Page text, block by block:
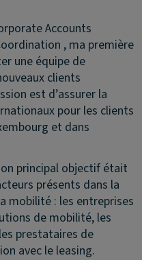
Accounts
, ma première
une équipe de
clients
est d’assurer la
pour les clients
et dans
principal objectif était
présents dans la
mobilité : les entreprises
de mobilité, les
prestataires de
avec le leasing.